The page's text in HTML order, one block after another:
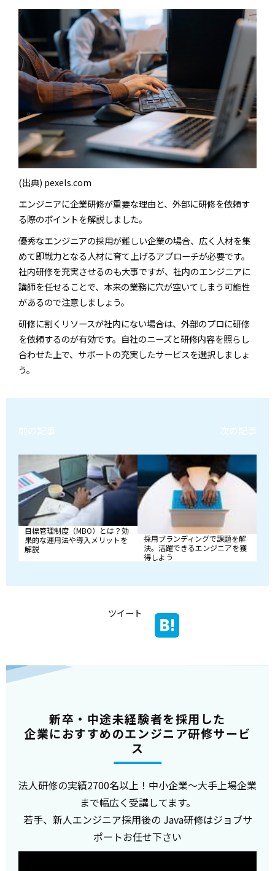
(出典) pexels.com
エンジニアに企業研修が重要な理由と、外部に研修を依頼す
る際のポイントを解説しました。
優秀なエンジニアの採用が難しい企業の場合、広く人材を集
めて即戦力となる人材に育て上げるアプローチが必要です。
社内研修を充実させるのも大事ですが、社内のエンジニアに
講師を任せることで、本来の業務に穴が空いてしまう可能性
があるので注意しましょう。
研修に割くリソースが社内にない場合は、外部のプロに研修
を依頼するのが有効です。自社のニーズと研修内容を照らし
合わせた上で、サポートの充実したサービスを選択しましょ
う。
前の記事
目標管理制度（MBO）とは？効
果的な運用法や導入メリットを
解説
次の記事
採用ブランディングで課題を解
決。活躍できるエンジニアを獲
得しよう
ツイート
新卒・中途未経験者を採用した
企業におすすめのエンジニア研修サービ
ス
法人研修の実績2700名以上！中小企業～大手上場企業
まで幅広く受講してます。
若手、新人エンジニア採用後の Java研修はジョブサ
ポートお任せ下さい